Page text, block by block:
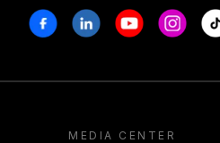
FacebookLinkedinYoutube
MEDIA CENTER